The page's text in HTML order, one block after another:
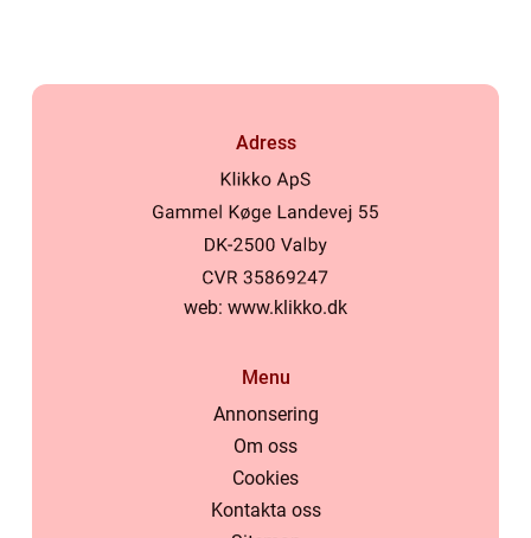
Adress
web: www.klikko.dk
Menu
Annonsering
Om oss
Cookies
Kontakta oss